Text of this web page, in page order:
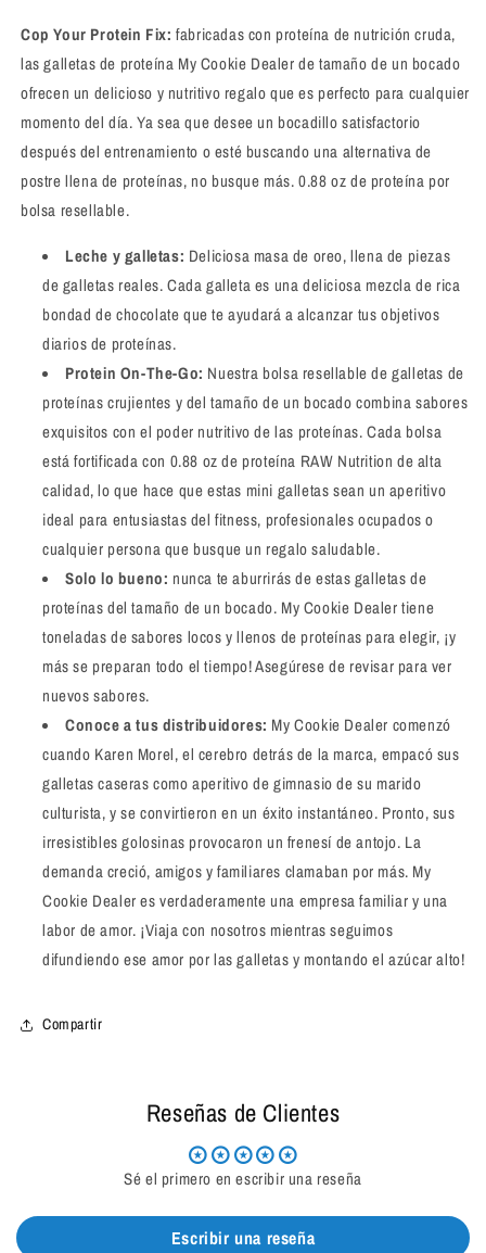
Cop Your Protein Fix: fabricadas con proteína de nutrición cruda,
las galletas de proteína My Cookie Dealer de tamaño de un bocado
ofrecen un delicioso y nutritivo regalo que es perfecto para cualquier
momento del día. Ya sea que desee un bocadillo satisfactorio
después del entrenamiento o esté buscando una alternativa de
postre llena de proteínas, no busque más. 0.88 oz de proteína por
bolsa resellable.
Leche y galletas: Deliciosa masa de oreo, llena de piezas
de galletas reales. Cada galleta es una deliciosa mezcla de rica
bondad de chocolate que te ayudará a alcanzar tus objetivos
diarios de proteínas.
Protein On-The-Go: Nuestra bolsa resellable de galletas de
proteínas crujientes y del tamaño de un bocado combina sabores
exquisitos con el poder nutritivo de las proteínas. Cada bolsa
está fortificada con 0.88 oz de proteína RAW Nutrition de alta
calidad, lo que hace que estas mini galletas sean un aperitivo
ideal para entusiastas del fitness, profesionales ocupados o
cualquier persona que busque un regalo saludable.
Solo lo bueno: nunca te aburrirás de estas galletas de
proteínas del tamaño de un bocado. My Cookie Dealer tiene
toneladas de sabores locos y llenos de proteínas para elegir, ¡y
más se preparan todo el tiempo! Asegúrese de revisar para ver
nuevos sabores.
Conoce a tus distribuidores: My Cookie Dealer comenzó
cuando Karen Morel, el cerebro detrás de la marca, empacó sus
galletas caseras como aperitivo de gimnasio de su marido
culturista, y se convirtieron en un éxito instantáneo. Pronto, sus
irresistibles golosinas provocaron un frenesí de antojo. La
demanda creció, amigos y familiares clamaban por más. My
Cookie Dealer es verdaderamente una empresa familiar y una
labor de amor. ¡Viaja con nosotros mientras seguimos
difundiendo ese amor por las galletas y montando el azúcar alto!
Compartir
Reseñas de Clientes
Sé el primero en escribir una reseña
Escribir una reseña